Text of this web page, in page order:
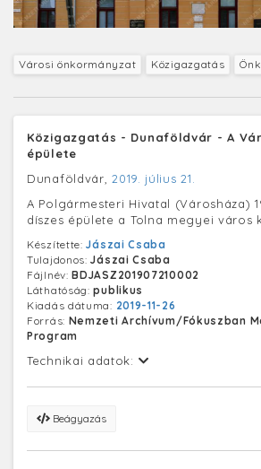
Városi önkormányzat Közigazgatás
Közigazgatás - Dunaföldvár - A
épülete
Dunaföldvár,2019. július 21.
A Polgármesteri Hivatal (Városháza)
díszes épülete a Tolna megyei város
Készítette:Jászai Csaba
Tulajdonos:Jászai Csaba
Fájlnév:BDJASZ201907210002
Láthatóság:publikus
Kiadás dátuma: 2019-11-26
Forrás: Nemzeti Archívum/Fókuszban
Program
Technikai adatok:
Beágyazás